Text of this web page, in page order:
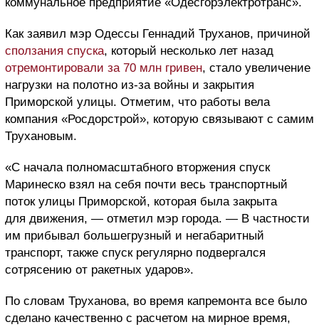
Как заявил мэр Одессы Геннадий Труханов, причиной
сползания спуска, который несколько лет назад
отремонтировали за 70 млн гривен, стало увеличение
нагрузки на полотно из-за войны и закрытия
Приморской улицы. Отметим, что работы вела
компания «Росдорстрой», которую связывают с самим
Трухановым.
«С начала полномасштабного вторжения спуск
Маринеско взял на себя почти весь транспортный
поток улицы Приморской, которая была закрыта
для движения, — отметил мэр города. — В частности
им прибывал большегрузный и негабаритный
транспорт, также спуск регулярно подвергался
сотрясению от ракетных ударов».
По словам Труханова, во время капремонта все было
сделано качественно с расчетом на мирное время,